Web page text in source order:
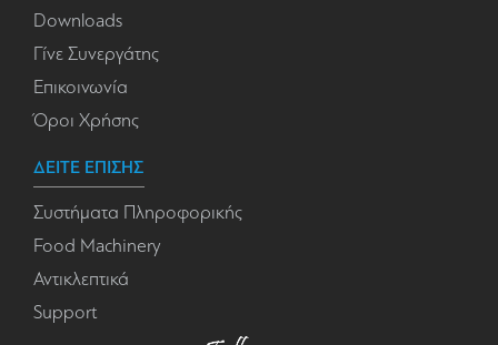
Downloads
Γίνε Συνεργάτης
Επικοινωνία
Όροι Χρήσης
ΔΕΙΤΕ ΕΠΙΣΗΣ
Συστήματα Πληροφορικής
Food Machinery
Αντικλεπτικά
Support